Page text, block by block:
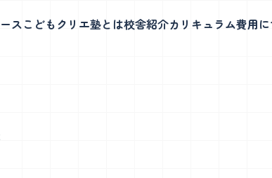
スこどもクリエ塾とは校舎紹介カリキュラム
ット教室
費用